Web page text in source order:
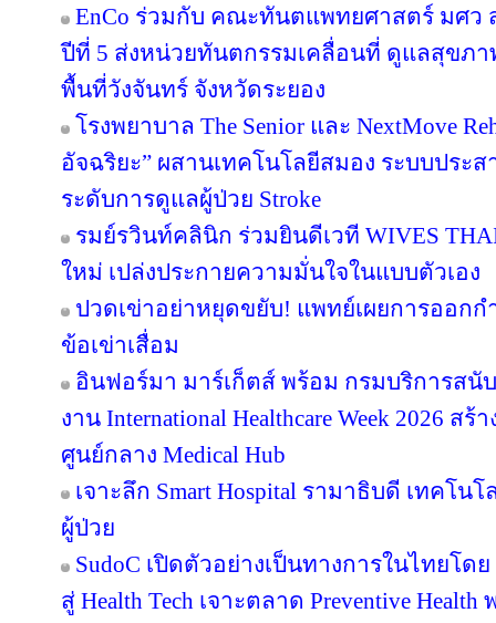
EnCo ร่วมกับ คณะทันตแพทยศาสตร์ มศว
ปีที่ 5 ส่งหน่วยทันตกรรมเคลื่อนที่ ดูแลสุขภ
พื้นที่วังจันทร์ จังหวัดระยอง
โรงพยาบาล The Senior และ NextMove
อัจฉริยะ” ผสานเทคโนโลยีสมอง ระบบประ
ระดับการดูแลผู้ป่วย Stroke
รมย์รวินท์คลินิก ร่วมยินดีเวที WIVES
ใหม่ เปล่งประกายความมั่นใจในแบบตัวเอง
ปวดเข่าอย่าหยุดขยับ! แพทย์เผยการออก
ข้อเข่าเสื่อม
อินฟอร์มา มาร์เก็ตส์ พร้อม กรมบริการส
งาน International Healthcare Week 2026
ศูนย์กลาง Medical Hub
เจาะลึก Smart Hospital รามาธิบดี เทคโน
ผู้ป่วย
SudoC เปิดตัวอย่างเป็นทางการในไทยโด
สู่ Health Tech เจาะตลาด Preventive